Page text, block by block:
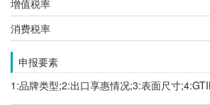
增值税率
消费税率
申报要素
1:品牌类型;2:出口享惠情况;3:表面尺寸